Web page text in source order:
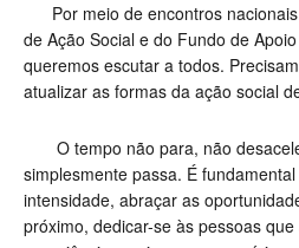
Por meio de encontros
de Ação Social e do Fundo de
queremos escutar a todos.
atualizar as formas da ação social
O tempo não para, não
simplesmente passa. É
intensidade, abraçar as
próximo, dedicar-se às pessoas